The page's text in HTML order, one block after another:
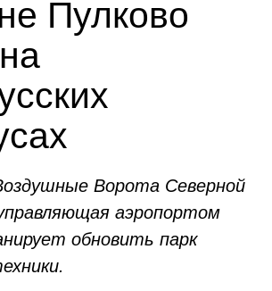
Пулково
Ворота Северной
аэропортом
обновить парк